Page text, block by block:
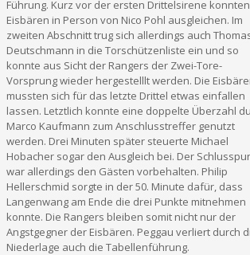
Führung. Kurz vor der ersten Drittelsirene
Eisbären in Person von Nico Pohl ausgleichen. Im
zweiten Abschnitt trug sich allerdings auch
Deutschmann in die Torschützenliste ein und so
konnte aus Sicht der Rangers der Zwei-Tore-
Vorsprung wieder hergestelllt werden. Die
mussten sich für das letzte Drittel etwas einfallen
lassen. Letztlich konnte eine doppelte Überzahl
Marco Kaufmann zum Anschlusstreffer genutzt
werden. Drei Minuten später steuerte Michael
Hobacher sogar den Ausgleich bei. Der
war allerdings den Gästen vorbehalten. Philip
Hellerschmid sorgte in der 50. Minute dafür, dass
Langenwang am Ende die drei Punkte mitnehmen
konnte. Die Rangers bleiben somit nicht nur der
Angstgegner der Eisbären. Peggau verliert durch
Niederlage auch die Tabellenführung.